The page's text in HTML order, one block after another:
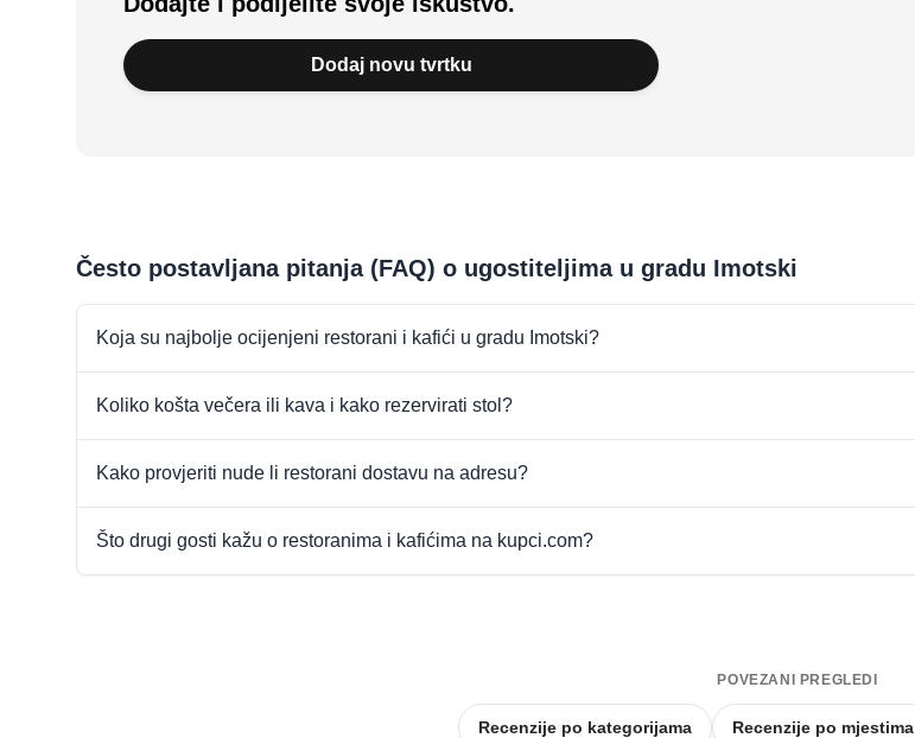
Dodaj novu tvrtku
Često postavljana pitanja (FAQ) o ugostiteljima u gradu Imotski
Koja su najbolje ocijenjeni restorani i kafići u gradu Imotski?
Koliko košta večera ili kava i kako rezervirati stol?
Kako provjeriti nude li restorani dostavu na adresu?
Što drugi gosti kažu o restoranima i kafićima na kupci.com?
POVEZANI PREGLEDI
Recenzije po kategorijama Recenzije po mjestima